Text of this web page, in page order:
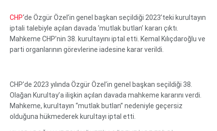
CHP‘de Özgür Özel’in genel başkan seçildiği 2023’teki kurultayın
iptali talebiyle açılan davada ‘mutlak butlan’ kararı çıktı.
Mahkeme CHP’nin 38. kurultayını iptal etti. Kemal Kılıçdaroğlu ve
parti organlarının görevlerine iadesine karar verildi.
CHP’de 2023 yılında Özgür Özel’in genel başkan seçildiği 38.
Olağan Kurultay’a ilişkin açılan davada mahkeme kararını verdi.
Mahkeme, kurultayın “mutlak butlan” nedeniyle geçersiz
olduğuna hükmederek kurultayı iptal etti.